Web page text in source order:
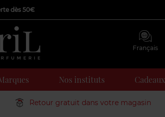
dès 50€
Français
Nos instituts Cadeaux
Retour gratuit dans votre magasin